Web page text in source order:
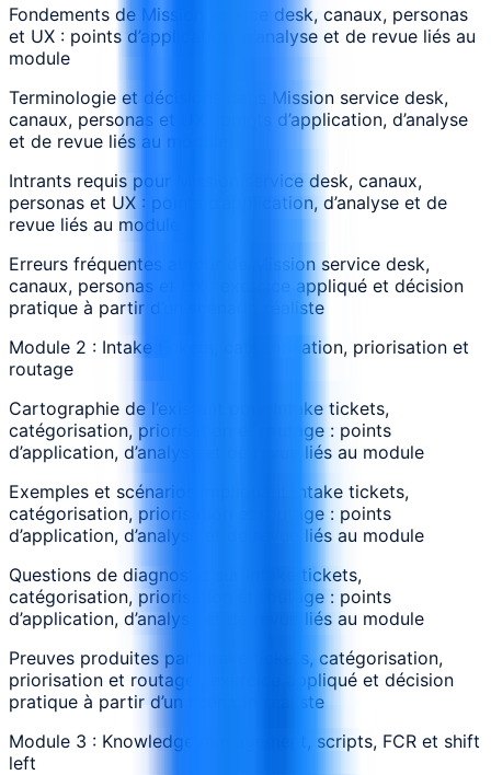
Fondements de Mission service desk, canaux, personas
et UX : points d’application, d’analyse et de revue liés au
module
Terminologie et décisions dans Mission service desk,
canaux, personas et UX : points d’application, d’analyse
et de revue liés au module
Intrants requis pour Mission service desk, canaux,
personas et UX : points d’application, d’analyse et de
revue liés au module
Erreurs fréquentes autour de Mission service desk,
canaux, personas et UX : exercice appliqué et décision
pratique à partir d’un scénario réaliste
Module 2 : Intake tickets, catégorisation, priorisation et
routage
Cartographie de l’existant pour Intake tickets,
catégorisation, priorisation et routage : points
d’application, d’analyse et de revue liés au module
Exemples et scénarios impliquant Intake tickets,
catégorisation, priorisation et routage : points
d’application, d’analyse et de revue liés au module
Questions de diagnostic sur Intake tickets,
catégorisation, priorisation et routage : points
d’application, d’analyse et de revue liés au module
Preuves produites par Intake tickets, catégorisation,
priorisation et routage : exercice appliqué et décision
pratique à partir d’un scénario réaliste
Module 3 : Knowledge management, scripts, FCR et shift
left